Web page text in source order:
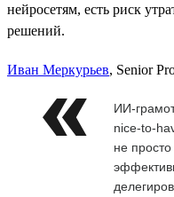
нейросетям, есть риск
решений.
Иван Меркурьев, Senior
ИИ-
nice-to-
не